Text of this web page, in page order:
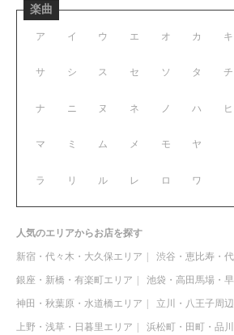
楽曲
ア イ ウ エ オ
サ シ ス セ ソ
ナ ニ ヌ ネ ノ
マ ミ ム メ モ
ラ リ ル レ ロ
カ キ
タ チ
ハ ヒ
ヤ
ワ
人気のエリアからお店を探す
新宿・代々木・大久保エリア 渋谷・恵比寿・
銀座・新橋・有楽町エリア 池袋・高田馬場・
神田・秋葉原・水道橋エリア 立川・八王子周
上野・浅草・日暮里エリア 浜松町・田町・品